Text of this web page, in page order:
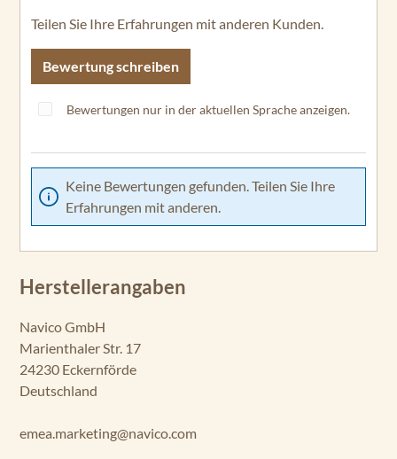
Teilen Sie Ihre Erfahrungen mit anderen Kunden.
Bewertung schreiben
Bewertungen nur in der aktuellen Sprache anzeigen.
Keine Bewertungen gefunden. Teilen Sie Ihre
Erfahrungen mit anderen.
Herstellerangaben
Navico GmbH
Marienthaler Str. 17
24230 Eckernförde
Deutschland
emea.marketing@navico.com